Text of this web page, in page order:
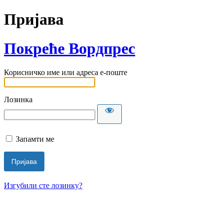
Пријава
Покреће Вордпрес
Корисничко име или адреса е-поште
Лозинка
Запамти ме
Изгубили сте лозинку?